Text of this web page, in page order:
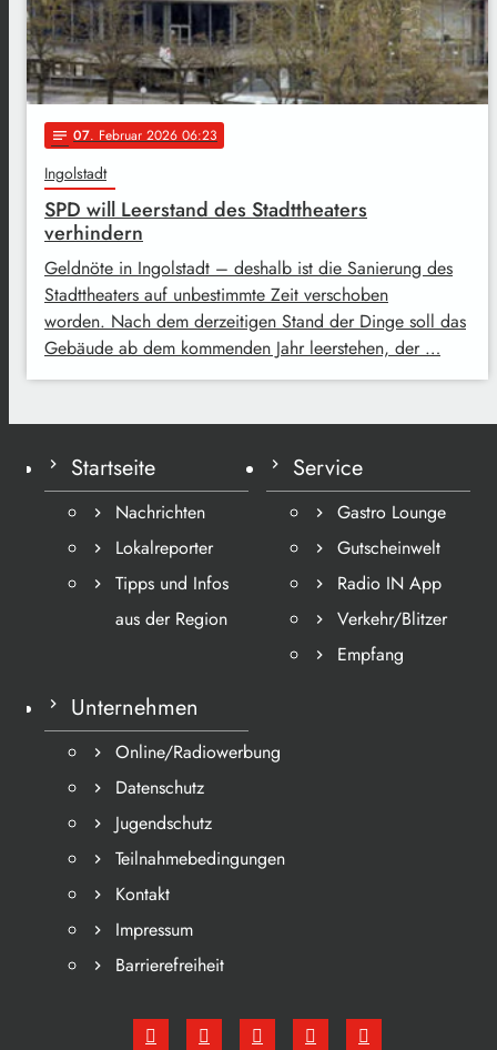
notes 07. Februar 2026 06:23
Ingolstadt
SPD will Leerstand des Stadttheaters
verhindern
Geldnöte in Ingolstadt – deshalb ist die Sanierung des
Stadttheaters auf unbestimmte Zeit verschoben
worden. Nach dem derzeitigen Stand der Dinge soll das
Gebäude ab dem kommenden Jahr leerstehen, der …
Startseite
Nachrichten
Lokalreporter
Tipps und Infos
aus der Region
Service
Gastro Lounge
Gutscheinwelt
Radio IN App
Verkehr/Blitzer
Empfang
Unternehmen
Online/Radiowerbung
Datenschutz
Jugendschutz
Teilnahmebedingungen
Kontakt
Impressum
Barrierefreiheit